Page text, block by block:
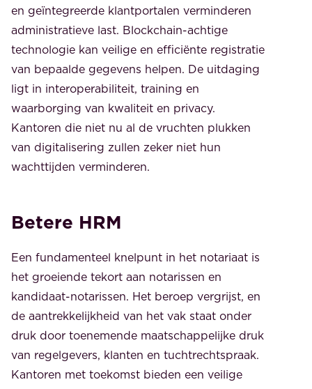
en geïntegreerde klantportalen verminderen
administratieve last. Blockchain-achtige
technologie kan veilige en efficiënte registratie
van bepaalde gegevens helpen. De uitdaging
ligt in interoperabiliteit, training en
waarborging van kwaliteit en privacy.
Kantoren die niet nu al de vruchten plukken
van digitalisering zullen zeker niet hun
wachttijden verminderen.
Betere HRM
Een fundamenteel knelpunt in het notariaat is
het groeiende tekort aan notarissen en
kandidaat-notarissen. Het beroep vergrijst, en
de aantrekkelijkheid van het vak staat onder
druk door toenemende maatschappelijke druk
van regelgevers, klanten en tuchtrechtspraak.
Kantoren met toekomst bieden een veilige